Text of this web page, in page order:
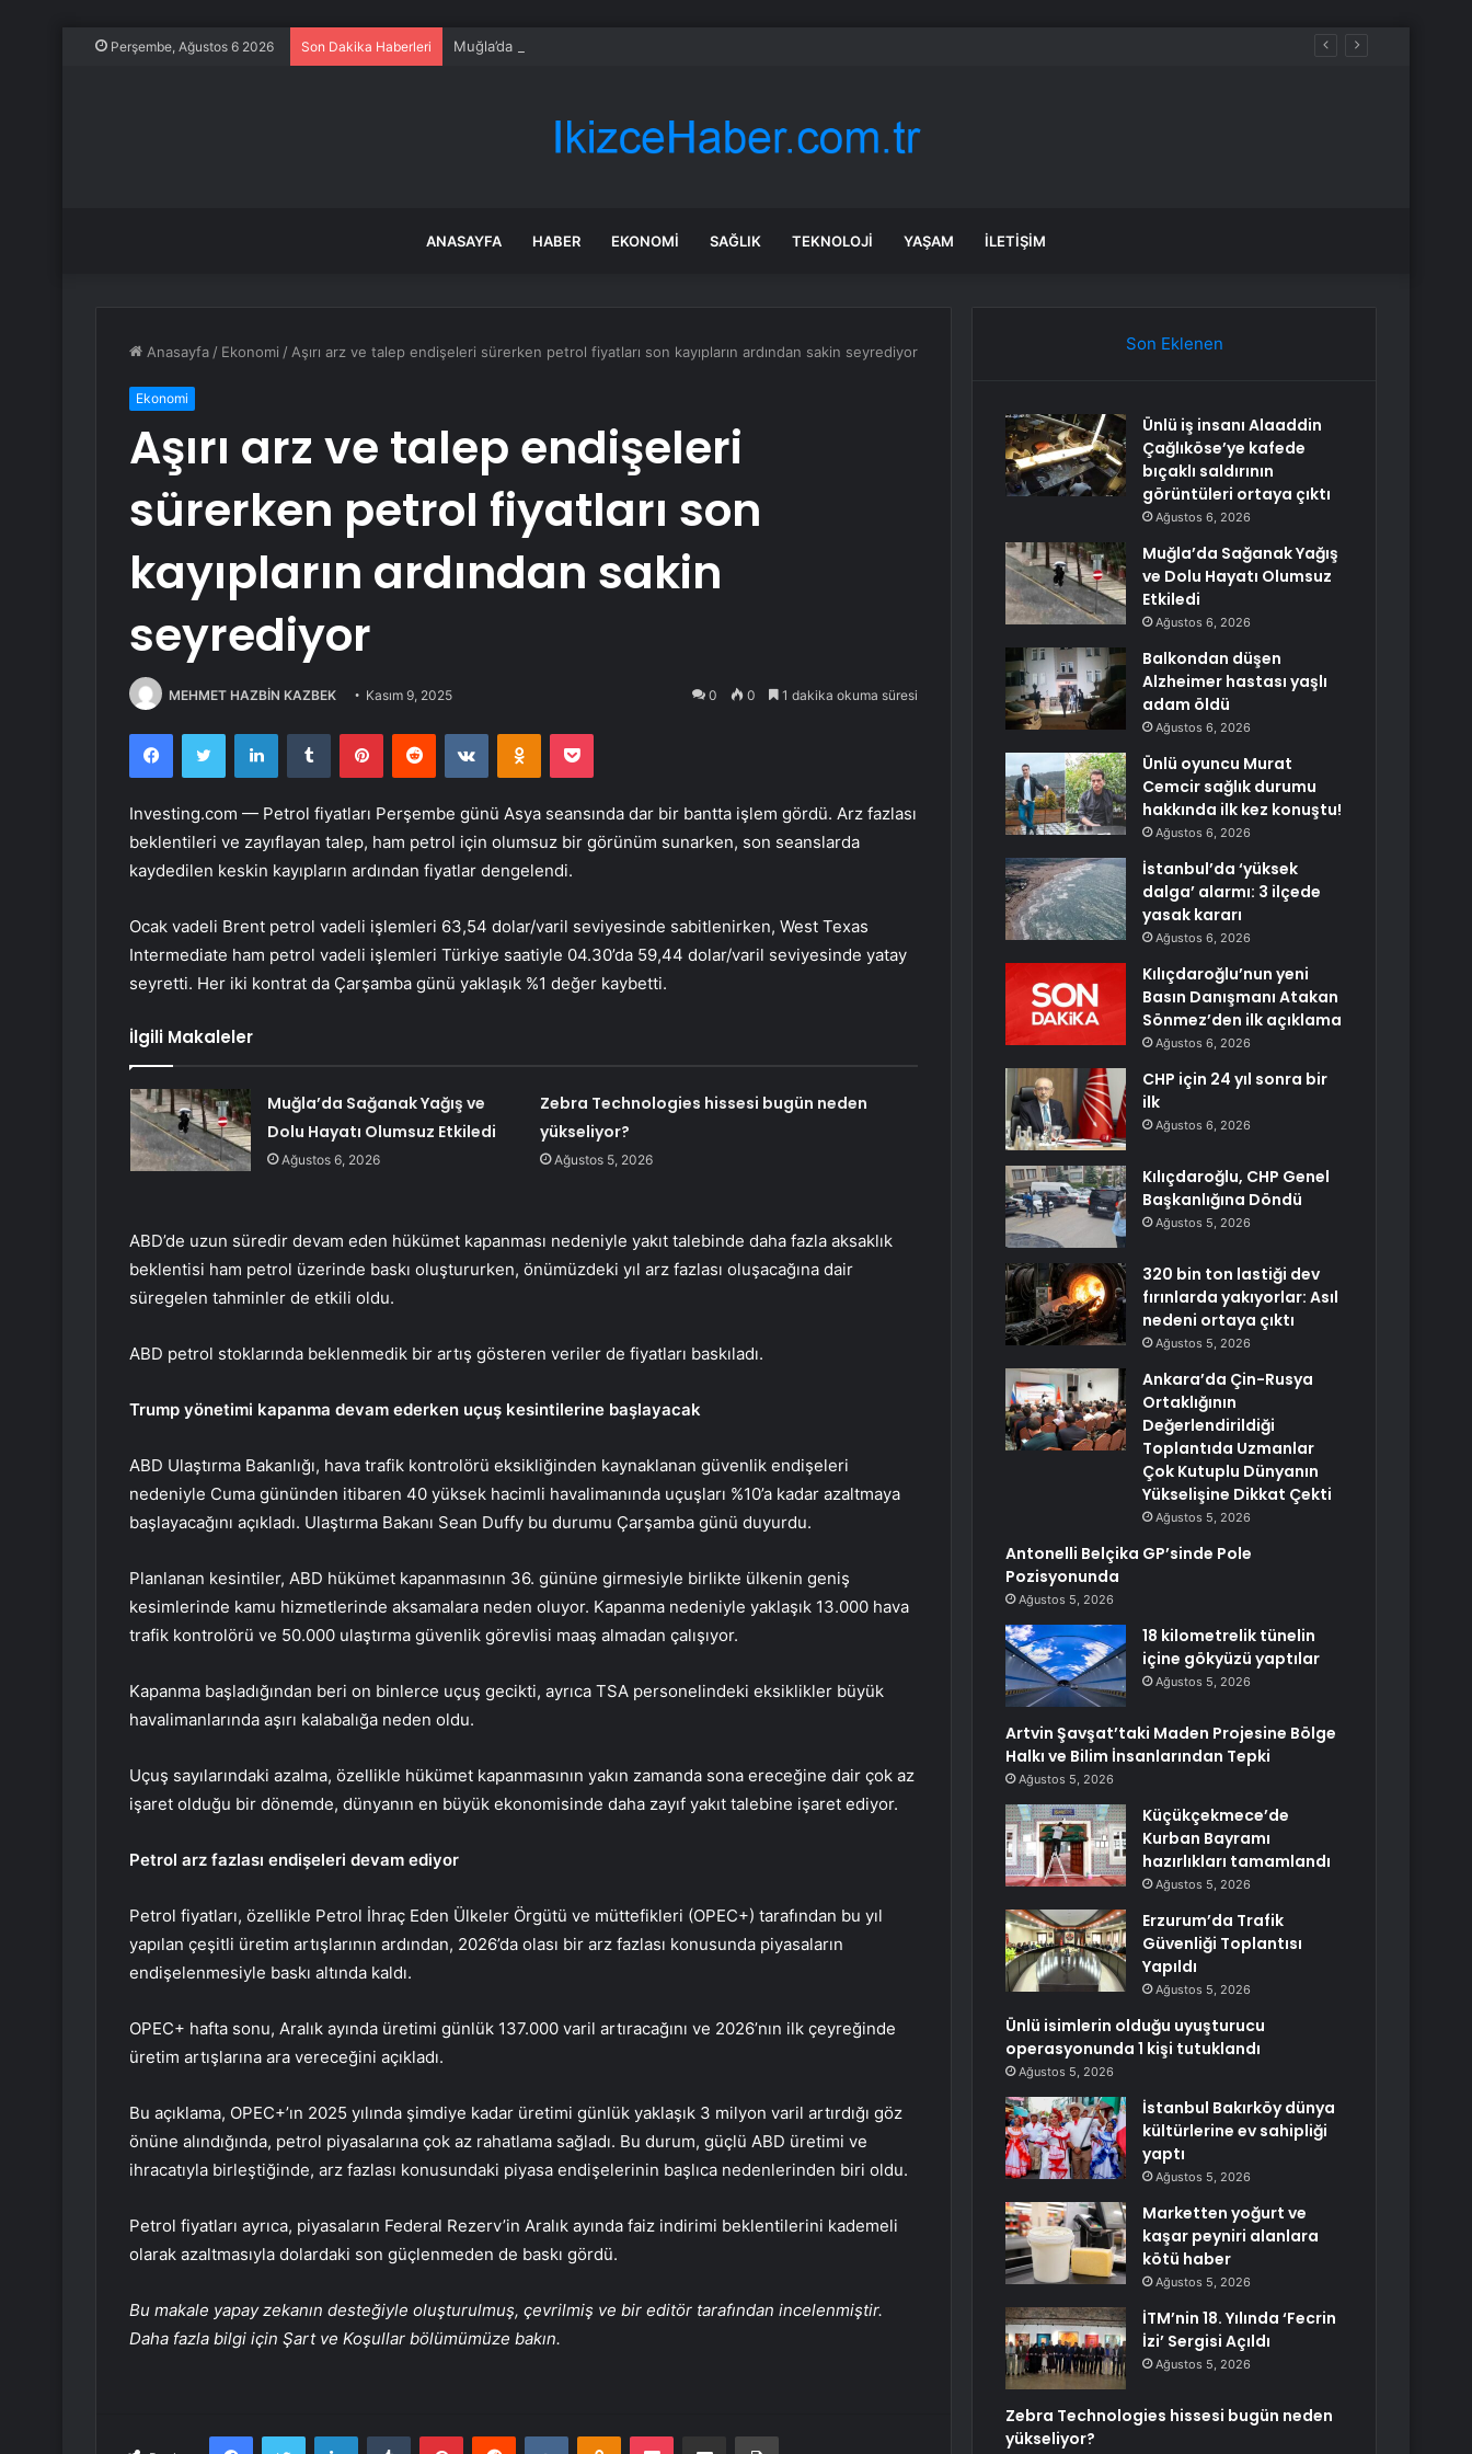
Perşembe, Ağustos 6 2026 Son Dakika Haberleri Muğla’da Sağanak Yağış ve Dolu Hayatı Olumsuz Etkiledi
ANASAYFA HABER EKONOMI SAĞLIK TEKNOLOJI YAŞAM İLETIŞIM
Anasayfa / Ekonomi / Aşırı arz ve talep endişeleri sürerken petrol fiyatları son kayıpların ardından sakin seyrediyor
Ekonomi
Aşırı arz ve talep endişeleri
sürerken petrol fiyatları son
kayıpların ardından sakin
seyrediyor
MEHMET HAZBİN KAZBEK Kasım 9, 2025 0 0 1 dakika okuma süresi
FacebookTwitter LinkedInTumblr PinterestReddit VKontakteOdnoklassniki
Pocket
Investing.com — Petrol fiyatları Perşembe günü Asya seansında dar bir bantta işlem gördü. Arz fazlası
beklentileri ve zayıflayan talep, ham petrol için olumsuz bir görünüm sunarken, son seanslarda
kaydedilen keskin kayıpların ardından fiyatlar dengelendi.
Ocak vadeli Brent petrol vadeli işlemleri 63,54 dolar/varil seviyesinde sabitlenirken, West Texas
Intermediate ham petrol vadeli işlemleri Türkiye saatiyle 04.30’da 59,44 dolar/varil seviyesinde yatay
seyretti. Her iki kontrat da Çarşamba günü yaklaşık %1 değer kaybetti.
İlgili Makaleler
Muğla’da Sağanak Yağış ve
Dolu Hayatı Olumsuz Etkiledi
Ağustos 6, 2026
Zebra Technologies hissesi bugün neden
yükseliyor?
Ağustos 5, 2026
ABD’de uzun süredir devam eden hükümet kapanması nedeniyle yakıt talebinde daha fazla aksaklık
beklentisi ham petrol üzerinde baskı oluştururken, önümüzdeki yıl arz fazlası oluşacağına dair
süregelen tahminler de etkili oldu.
ABD petrol stoklarında beklenmedik bir artış gösteren veriler de fiyatları baskıladı.
Trump yönetimi kapanma devam ederken uçuş kesintilerine başlayacak
ABD Ulaştırma Bakanlığı, hava trafik kontrolörü eksikliğinden kaynaklanan güvenlik endişeleri
nedeniyle Cuma gününden itibaren 40 yüksek hacimli havalimanında uçuşları %10’a kadar azaltmaya
başlayacağını açıkladı. Ulaştırma Bakanı Sean Duffy bu durumu Çarşamba günü duyurdu.
Planlanan kesintiler, ABD hükümet kapanmasının 36. gününe girmesiyle birlikte ülkenin geniş
kesimlerinde kamu hizmetlerinde aksamalara neden oluyor. Kapanma nedeniyle yaklaşık 13.000 hava
trafik kontrolörü ve 50.000 ulaştırma güvenlik görevlisi maaş almadan çalışıyor.
Kapanma başladığından beri on binlerce uçuş gecikti, ayrıca TSA personelindeki eksiklikler büyük
havalimanlarında aşırı kalabalığa neden oldu.
Uçuş sayılarındaki azalma, özellikle hükümet kapanmasının yakın zamanda sona ereceğine dair çok az
işaret olduğu bir dönemde, dünyanın en büyük ekonomisinde daha zayıf yakıt talebine işaret ediyor.
Petrol arz fazlası endişeleri devam ediyor
Petrol fiyatları, özellikle Petrol İhraç Eden Ülkeler Örgütü ve müttefikleri (OPEC+) tarafından bu yıl
yapılan çeşitli üretim artışlarının ardından, 2026’da olası bir arz fazlası konusunda piyasaların
endişelenmesiyle baskı altında kaldı.
OPEC+ hafta sonu, Aralık ayında üretimi günlük 137.000 varil artıracağını ve 2026’nın ilk çeyreğinde
üretim artışlarına ara vereceğini açıkladı.
Bu açıklama, OPEC+’ın 2025 yılında şimdiye kadar üretimi günlük yaklaşık 3 milyon varil artırdığı göz
önüne alındığında, petrol piyasalarına çok az rahatlama sağladı. Bu durum, güçlü ABD üretimi ve
ihracatıyla birleştiğinde, arz fazlası konusundaki piyasa endişelerinin başlıca nedenlerinden biri oldu.
Petrol fiyatları ayrıca, piyasaların Federal Rezerv’in Aralık ayında faiz indirimi beklentilerini kademeli
olarak azaltmasıyla dolardaki son güçlenmeden de baskı gördü.
Bu makale yapay zekanın desteğiyle oluşturulmuş, çevrilmiş ve bir editör tarafından incelenmiştir.
Daha fazla bilgi için Şart ve Koşullar bölümümüze bakın.
FacebookTwitter LinkedInTumblr PinterestReddit VKontakteOdnoklassniki
Pocket E-Posta ile paylaş Yazdır
Son Eklenen
Ünlü iş insanı Alaaddin
Çağlıköse’ye kafede
bıçaklı saldırının
görüntüleri ortaya çıktı
Ağustos 6, 2026
Muğla’da Sağanak Yağış
ve Dolu Hayatı Olumsuz
Etkiledi
Ağustos 6, 2026
Balkondan düşen
Alzheimer hastası yaşlı
adam öldü
Ağustos 6, 2026
Ünlü oyuncu Murat
Cemcir sağlık durumu
hakkında ilk kez konuştu!
Ağustos 6, 2026
İstanbul’da ‘yüksek
dalga’ alarmı: 3 ilçede
yasak kararı
Ağustos 6, 2026
Kılıçdaroğlu’nun yeni
Basın Danışmanı Atakan
Sönmez’den ilk açıklama
Ağustos 6, 2026
CHP için 24 yıl sonra bir
ilk
Ağustos 6, 2026
Kılıçdaroğlu, CHP Genel
Başkanlığına Döndü
Ağustos 5, 2026
320 bin ton lastiği dev
fırınlarda yakıyorlar: Asıl
nedeni ortaya çıktı
Ağustos 5, 2026
Ankara’da Çin-Rusya
Ortaklığının
Değerlendirildiği
Toplantıda Uzmanlar
Çok Kutuplu Dünyanın
Yükselişine Dikkat Çekti
Ağustos 5, 2026
Antonelli Belçika GP’sinde Pole
Pozisyonunda
Ağustos 5, 2026
18 kilometrelik tünelin
içine gökyüzü yaptılar
Ağustos 5, 2026
Artvin Şavşat’taki Maden Projesine Bölge
Halkı ve Bilim İnsanlarından Tepki
Ağustos 5, 2026
Küçükçekmece’de
Kurban Bayramı
hazırlıkları tamamlandı
Ağustos 5, 2026
Erzurum’da Trafik
Güvenliği Toplantısı
Yapıldı
Ağustos 5, 2026
Ünlü isimlerin olduğu uyuşturucu
operasyonunda 1 kişi tutuklandı
Ağustos 5, 2026
İstanbul Bakırköy dünya
kültürlerine ev sahipliği
yaptı
Ağustos 5, 2026
Marketten yoğurt ve
kaşar peyniri alanlara
kötü haber
Ağustos 5, 2026
İTM’nin 18. Yılında ‘Fecrin
İzi’ Sergisi Açıldı
Ağustos 5, 2026
Zebra Technologies hissesi bugün neden
yükseliyor?